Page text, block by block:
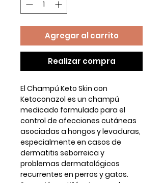
Agregar al carrito
Realizar compra
El Champú Keto Skin con
Ketoconazol es un champú
medicado formulado para el
control de afecciones cutáneas
asociadas a hongos y levaduras,
especialmente en casos de
dermatitis seborreica y
problemas dermatológicos
recurrentes en perros y gatos.